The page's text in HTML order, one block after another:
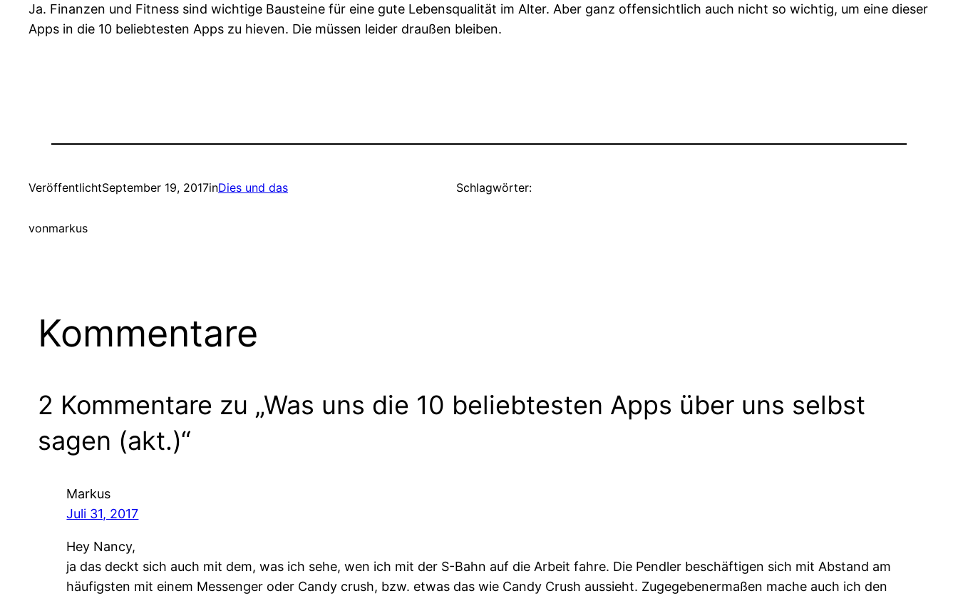
Ja. Finanzen und Fitness sind wichtige Bausteine für eine gute Lebensqualität im Alter. Aber ganz offensichtlich auch nicht so wichtig, um eine dieser
Apps in die 10 beliebtesten Apps zu hieven. Die müssen leider draußen bleiben.
VeröffentlichtSeptember 19, 2017inDies und das
vonmarkus
Schlagwörter:
Kommentare
2 Kommentare zu „Was uns die 10 beliebtesten Apps über uns selbst
sagen (akt.)“
Markus
Juli 31, 2017
Hey Nancy,
ja das deckt sich auch mit dem, was ich sehe, wen ich mit der S-Bahn auf die Arbeit fahre. Die Pendler beschäftigen sich mit Abstand am
häufigsten mit einem Messenger oder Candy crush, bzw. etwas das wie Candy Crush aussieht. Zugegebenermaßen mache auch ich den